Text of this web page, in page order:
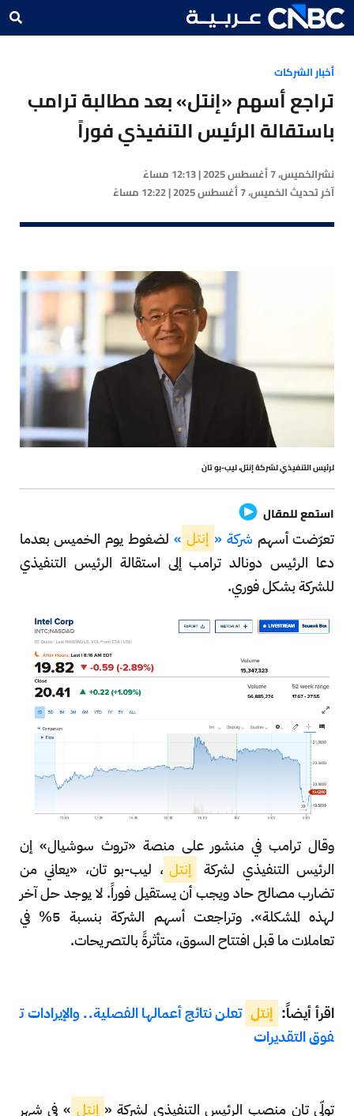
أخبار الشركات
تراجع أسهم «إنتل» بعد مطالبة ترامب
باستقالة الرئيس التنفيذي فوراً
نشرالخميس، 7 أغسطس 2025 | 12:13 مساءً
آخر تحديثالخميس، 7 أغسطس 2025 | 12:22 مساءً
لرئيس التنفيذي لشركة إنتل، ليب-بو تان
استمع للمقال
تعرّضت أسهم شركة « إنتل » لضغوط يوم الخميس بعدما
دعا الرئيس دونالد ترامب إلى استقالة الرئيس التنفيذي
للشركة بشكل فوري.
وقال ترامب في منشور على منصة «تروث سوشيال» إن
الرئيس التنفيذي لشركة
إنتل ، ليب-بو تان، «يعاني من
تضارب مصالح حاد ويجب أن يستقيل فوراً. لا يوجد حل آخر
لهذه المشكلة». وتراجعت أسهم الشركة بنسبة 5% في
تعاملات ما قبل افتتاح السوق، متأثرةً بالتصريحات.
اقرأ أيضاً: إنتل تعلن نتائج أعمالها الفصلية.. والإيرادات ت
فوق التقديرات
تولّى تان منصب الرئيس التنفيذي لشركة « إنتل » في شهر